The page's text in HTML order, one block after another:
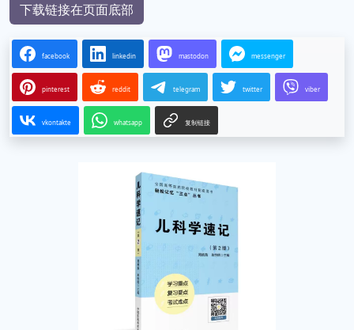
下载链接在页面底部
facebook linkedin mastodon messenger
pinterest reddit telegram twitter viber
vkontakte whatsapp 复制链接